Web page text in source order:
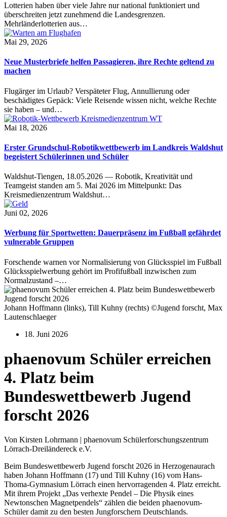
Lotterien haben über viele Jahre nur national funktioniert und
überschreiten jetzt zunehmend die Landesgrenzen.
Mehrländerlotterien aus…
Mai 29, 2026
Neue Musterbriefe helfen Passagieren, ihre Rechte geltend zu
machen
Flugärger im Urlaub? Verspäteter Flug, Annullierung oder
beschädigtes Gepäck: Viele Reisende wissen nicht, welche Rechte
sie haben – und…
Mai 18, 2026
Erster Grundschul-Robotikwettbewerb im Landkreis Waldshut
begeistert Schülerinnen und Schüler
Waldshut-Tiengen, 18.05.2026 — Robotik, Kreativität und
Teamgeist standen am 5. Mai 2026 im Mittelpunkt: Das
Kreismedienzentrum Waldshut…
Juni 02, 2026
Werbung für Sportwetten: Dauerpräsenz im Fußball gefährdet
vulnerable Gruppen
Forschende warnen vor Normalisierung von Glücksspiel im Fußball
Glücksspielwerbung gehört im Profifußball inzwischen zum
Normalzustand –…
Johann Hoffmann (links), Till Kuhny (rechts) ©Jugend forscht, Max
Lautenschlaeger
18. Juni 2026
phaenovum Schüler erreichen
4. Platz beim
Bundeswettbewerb Jugend
forscht 2026
Von Kirsten Lohrmann | phaenovum Schülerforschungszentrum
Lörrach-Dreiländereck e.V.
Beim Bundeswettbewerb Jugend forscht 2026 in Herzogenaurach
haben Johann Hoffmann (17) und Till Kuhny (16) vom Hans-
Thoma-Gymnasium Lörrach einen hervorragenden 4. Platz erreicht.
Mit ihrem Projekt „Das verhexte Pendel – Die Physik eines
Newtonschen Magnetpendels“ zählen die beiden phaenovum-
Schüler damit zu den besten Jungforschern Deutschlands.